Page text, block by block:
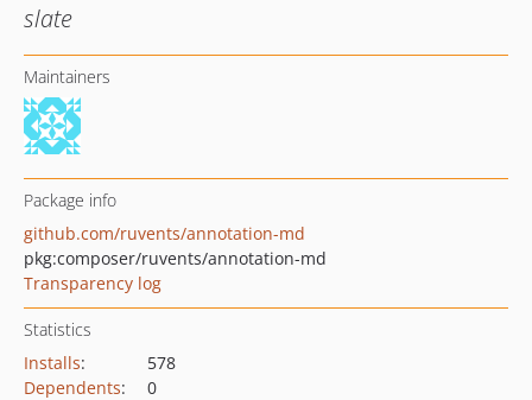
slate
Maintainers
Package info
github.com/ruvents/annotation-md
pkg:composer/ruvents/annotation-md
Transparency log
Statistics
Installs:
578
Dependents:
0